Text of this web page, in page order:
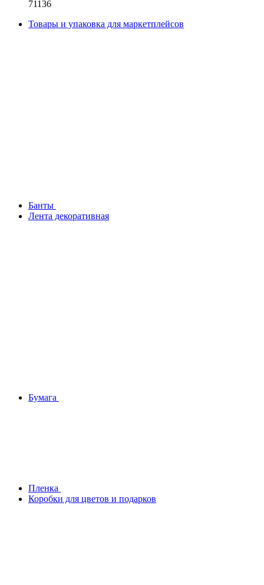
71136
Товары и упаковка для маркетплейсов
Банты
Лента декоративная
Бумага
Плeнка
Коробки для цветов и подарков